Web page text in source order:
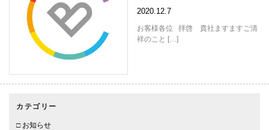
2020.12.7
お客様各位 拝啓 貴社ますますご清
祥のこと […]
カテゴリー
お知らせ